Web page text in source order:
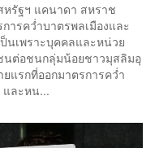
หรัฐฯ แคนาดา สหราช
ารคว่ำบาตรพลเมืองและ
นเพราะบุคคลและหน่วย
นต่อชนกลุ่มน้อยชาวมุสลิมอุ
แรกที่ออกมาตรการคว่ำ
และหน...